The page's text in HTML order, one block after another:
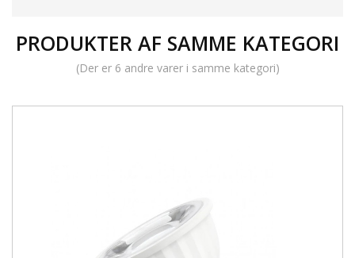
PRODUKTER AF SAMME KATEGORI
(Der er 6 andre varer i samme kategori)